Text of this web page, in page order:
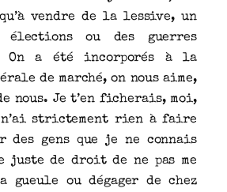
vendre de la lessive, un
élections ou des guerres
On a été incorporés à la
de marché, on nous aime,
nous. Je t’en ficherais, moi,
n’ai strictement rien à faire
des gens que je ne connais
juste de droit de ne pas me
gueule ou dégager de chez